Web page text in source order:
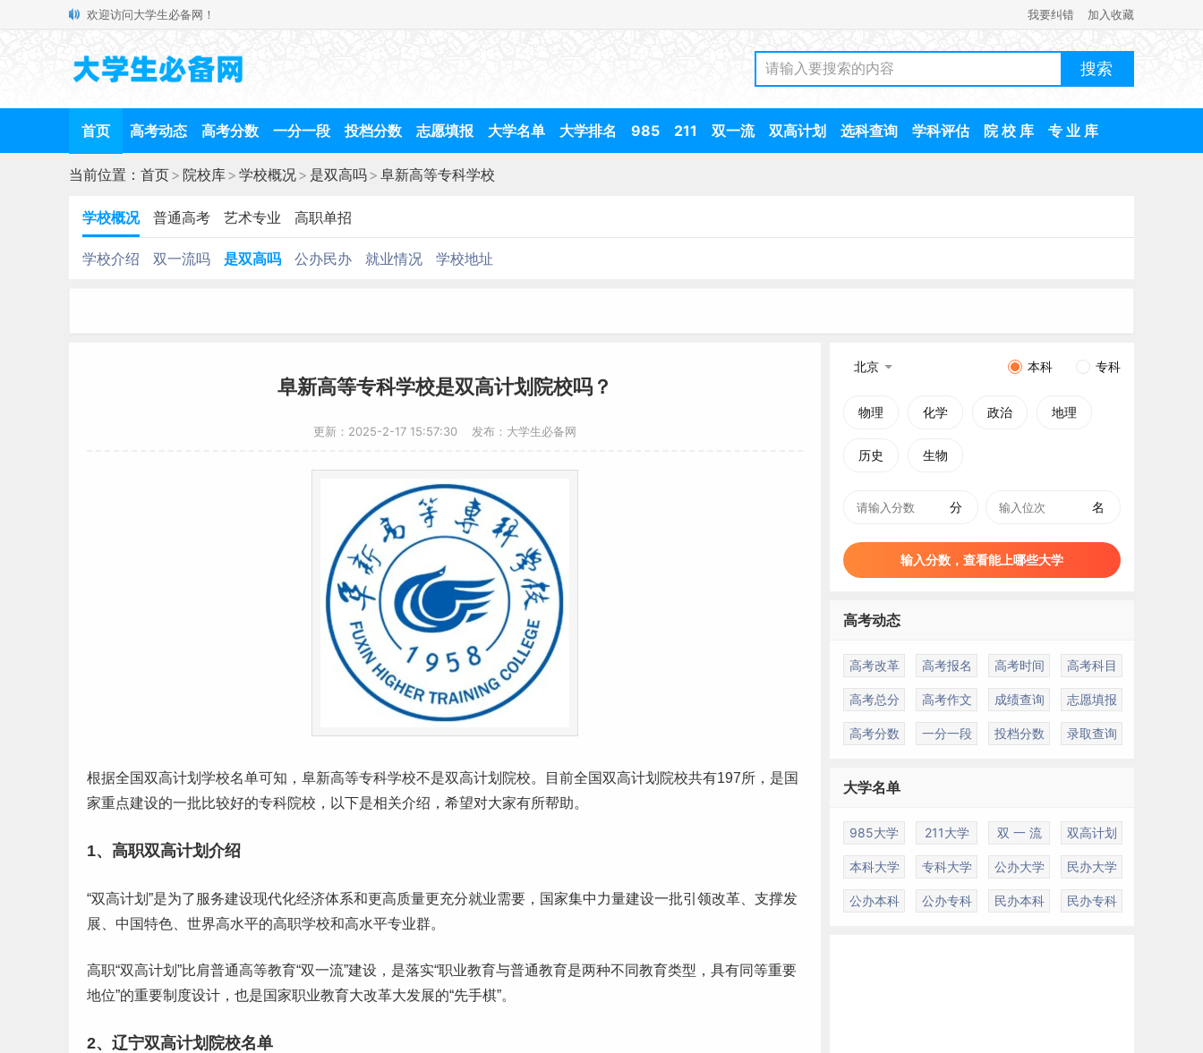
欢迎访问大学生必备网！ 我要纠错 加入收藏
首页 高考动态 高考分数 一分一段 投档分数 志愿填报 大学名单 大学排名 985 211 双一流 双高计划 选科查询 学科评估 院 校 库 专 业 库
当前位置： 首页> 院校库> 学校概况> 是双高吗> 阜新高等专科学校
学校概况 普通高考 艺术专业 高职单招
学校介绍 双一流吗 是双高吗 公办民办 就业情况 学校地址
阜新高等专科学校是双高计划院校吗？
更新：2025-2-17 15:57:30 发布：大学生必备网
根据全国双高计划 学校名单可知，阜新高等专科学校不是双高计划院校。目前全国双高计划院校共有197所，是国
家重点建设的一批比较好的专科院校，以下是相关介绍，希望对大家有所帮助。
1、高职双高计划介绍
“双高计划”是为了服务建设现代化经济体系和更高质量更充分就业需要，国家集中力量建设一批引领改革、支撑发
展、中国特色、世界高水平的高职学校和高水平专业群。
高职“双高计划”比肩普通高等教育“双一流”建设，是落实“职业教育与普通教育是两种不同教育类型，具有同等重要
地位”的重要制度设计，也是国家职业教育大改革大发展的“先手棋”。
2、 辽宁双高计划院校名单
北京 本科 专科
物理 化学 政治 地理
历史 生物
分 名
输入分数，查看能上哪些大学
高考动态
高考改革 高考报名 高考时间 高考科目
高考总分 高考作文 成绩查询 志愿填报
高考分数 一分一段 投档分数 录取查询
大学名单
985大学 211大学 双 一 流 双高计划
本科大学 专科大学 公办大学 民办大学
公办本科 公办专科 民办本科 民办专科